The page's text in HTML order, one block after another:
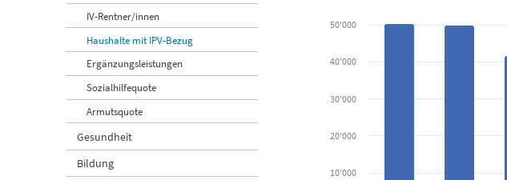
View as data table, Anzahl
The chart has 1 Y axis displaying
10'000
20'000
30'000
40'000
50'000
IV-Rentner/innen
Haushalte mit IPV-Bezug
Ergänzungsleistungen
Sozialhilfequote
Armutsquote
Gesundheit
Bildung